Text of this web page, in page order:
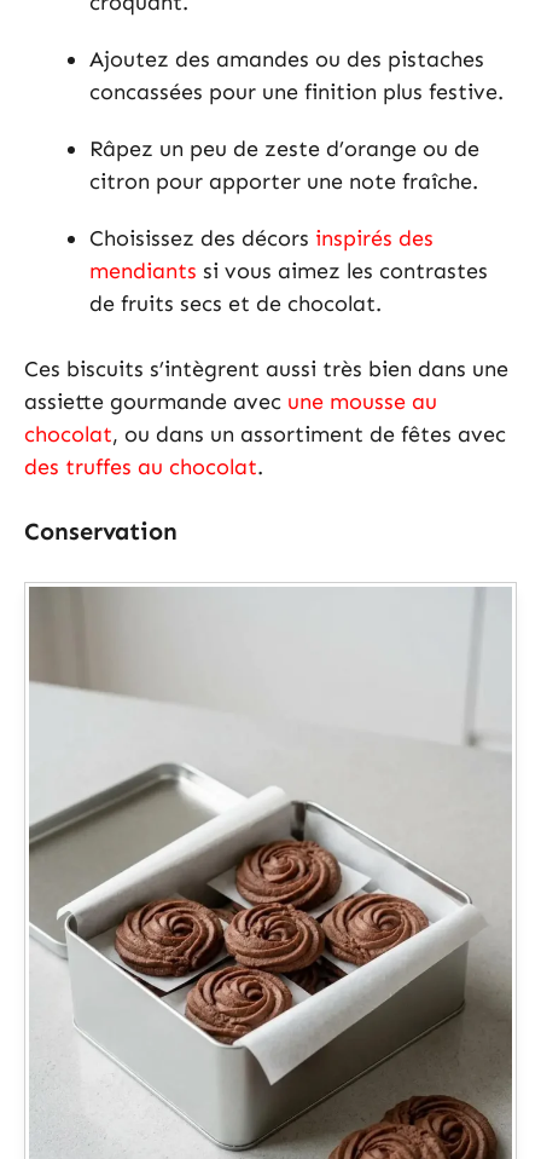
Ajoutez des amandes ou des pistaches
concassées pour une finition plus festive.
Râpez un peu de zeste d’orange ou de
citron pour apporter une note fraîche.
Choisissez des décors inspirés des
mendiants si vous aimez les contrastes
de fruits secs et de chocolat.
Ces biscuits s’intègrent aussi très bien dans une
assiette gourmande avec une mousse au
chocolat, ou dans un assortiment de fêtes avec
des truffes au chocolat.
Conservation